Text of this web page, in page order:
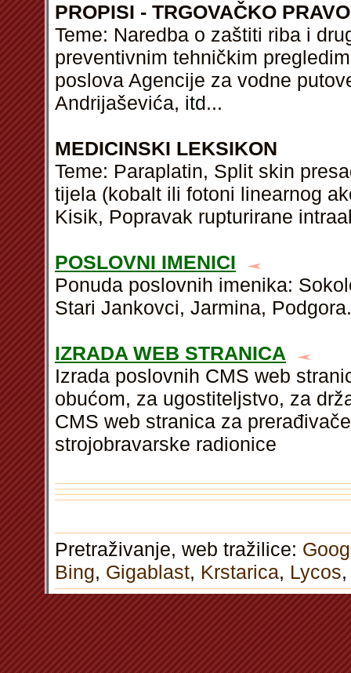
PROPISI - TRGOVAČKO PRAVO
Teme: Naredba o zaštiti riba i
preventivnim tehničkim
poslova Agencije za vodne
Andrijaševića, itd...
MEDICINSKI LEKSIKON
Teme: Paraplatin, Split skin
tijela (kobalt ili fotoni linearnog
Kisik, Popravak rupturirane
POSLOVNI IMENICI
Ponuda poslovnih imenika:
Stari Jankovci, Jarmina,
IZRADA WEB STRANICA
Izrada poslovnih CMS web
obućom, za ugostiteljstvo, za
CMS web stranica za
strojobravarske radionice
Pretraživanje, web tražilice:
Bing, Gigablast, Krstarica, Lycos